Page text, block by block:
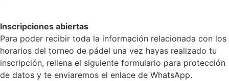
Inscripciones abiertas
Para poder recibir toda la información relacionada con los
horarios del torneo de pádel una vez hayas realizado tu
inscripción, rellena el siguiente formulario para protección
de datos y te enviaremos el enlace de WhatsApp.